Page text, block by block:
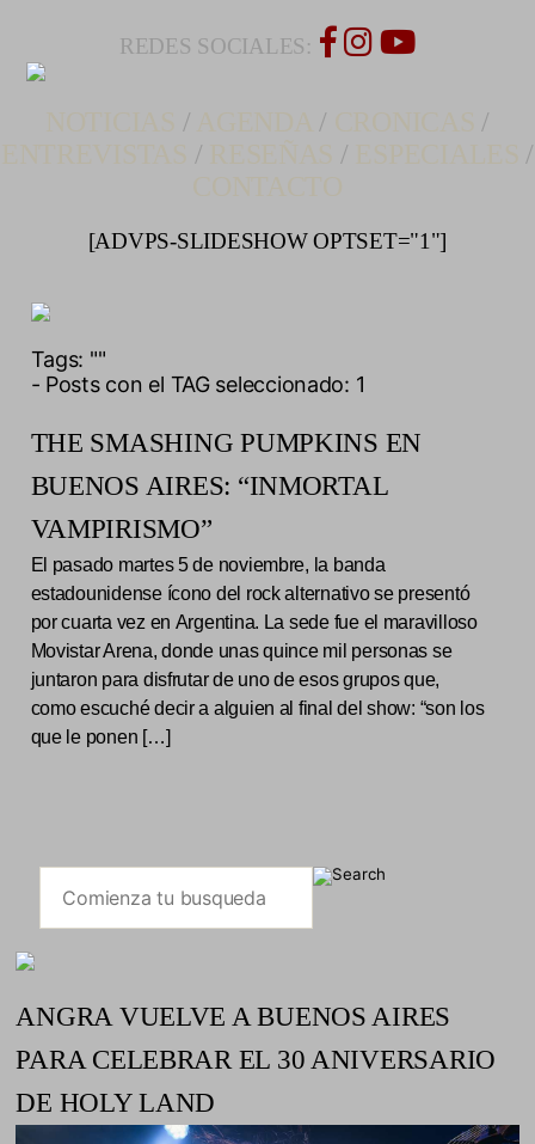
REDES SOCIALES:
/ /
/
/ /
/
[ADVPS-SLIDESHOW OPTSET="1"]
Tags: ""
- Posts con el TAG seleccionado: 1
THE SMASHING PUMPKINS EN
BUENOS AIRES: “INMORTAL
VAMPIRISMO”
El pasado martes 5 de noviembre, la banda
estadounidense ícono del rock alternativo se presentó
por cuarta vez en Argentina. La sede fue el maravilloso
Movistar Arena, donde unas quince mil personas se
juntaron para disfrutar de uno de esos grupos que,
como escuché decir a alguien al final del show: “son los
que le ponen […]
ANGRA VUELVE A BUENOS AIRES
PARA CELEBRAR EL 30 ANIVERSARIO
DE HOLY LAND